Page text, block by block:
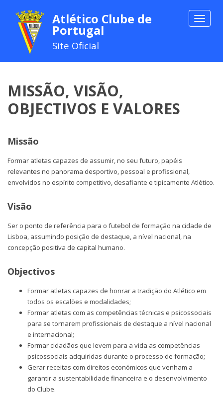
Toggle
Atlético Clube de
Portugal
Site Oficial
MISSÃO, VISÃO,
OBJECTIVOS E VALORES
Missão
Formar atletas capazes de assumir, no seu futuro, papéis
relevantes no panorama desportivo, pessoal e profissional,
envolvidos no espírito competitivo, desafiante e tipicamente Atlético.
Visão
Ser o ponto de referência para o futebol de formação na cidade de
Lisboa, assumindo posição de destaque, a nível nacional, na
concepção positiva de capital humano.
Objectivos
Formar atletas capazes de honrar a tradição do Atlético em
todos os escalões e modalidades;
Formar atletas com as competências técnicas e psicossociais
para se tornarem profissionais de destaque a nível nacional
e internacional;
Formar cidadãos que levem para a vida as competências
psicossociais adquiridas durante o processo de formação;
Gerar receitas com direitos económicos que venham a
garantir a sustentabilidade financeira e o desenvolvimento
do Clube.